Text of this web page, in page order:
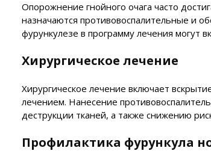
Опорожнение гнойного очага часто
назначаются противовоспалительные и
фурункулезе в программу лечения могут
Хирургическое лечение
Хирургическое лечение включает
лечением. Нанесение
деструкции тканей, а также снижению
Профилактика фурункула